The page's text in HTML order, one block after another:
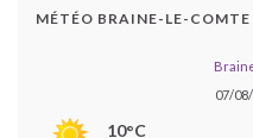
MÉTÉO BRAINE-LE-COMTE
07/
10°C